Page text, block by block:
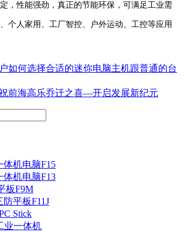
，性能强劲，真正的节能环保，可满足工业需
个人家用、工厂智控、户外运动、工控等应用
户如何选择合适的迷你电脑主机跟普通的台
祝前海高乐乔迁之喜—开启发展新纪元
体机电脑F15
体机电脑F13
板F9M
防平板F11J
Stick
业一体机